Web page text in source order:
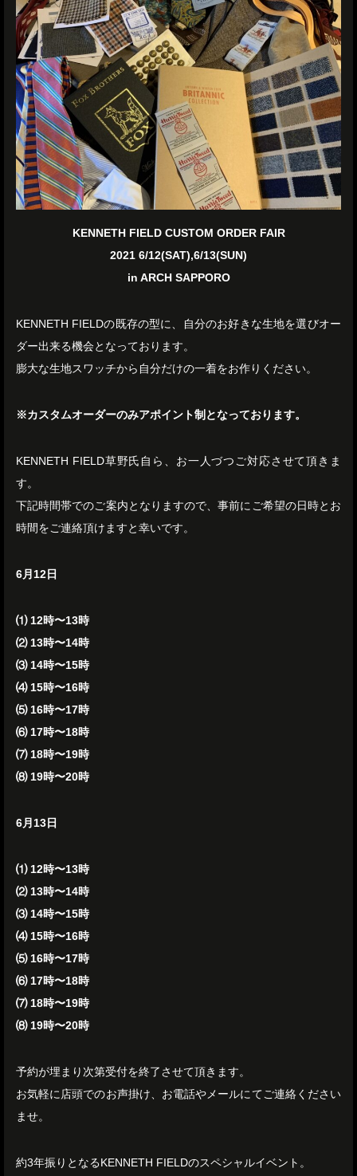
KENNETH FIELD CUSTOM ORDER FAIR
2021 6/12(SAT),6/13(SUN)
in ARCH SAPPORO
KENNETH FIELDの既存の型に、自分のお好きな生地を選びオー
ダー出来る機会となっております。
膨大な生地スワッチから自分だけの一着をお作りください。
※カスタムオーダーのみアポイント制となっております。
KENNETH FIELD草野氏自ら、お一人づつご対応させて頂きま
す。
下記時間帯でのご案内となりますので、事前にご希望の日時とお
時間をご連絡頂けますと幸いです。
6月12日
⑴ 12時〜13時
⑵ 13時〜14時
⑶ 14時〜15時
⑷ 15時〜16時
⑸ 16時〜17時
⑹ 17時〜18時
⑺ 18時〜19時
⑻ 19時〜20時
6月13日
⑴ 12時〜13時
⑵ 13時〜14時
⑶ 14時〜15時
⑷ 15時〜16時
⑸ 16時〜17時
⑹ 17時〜18時
⑺ 18時〜19時
⑻ 19時〜20時
予約が埋まり次第受付を終了させて頂きます。
お気軽に店頭でのお声掛け、お電話やメールにてご連絡ください
ませ。
約3年振りとなるKENNETH FIELDのスペシャルイベント。